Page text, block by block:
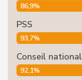
86,9%
PSS
93,7%
Conseil national
92,1%